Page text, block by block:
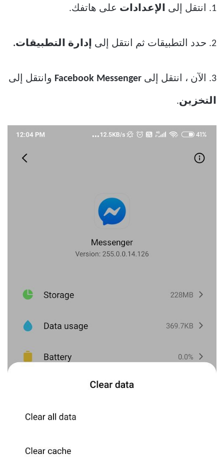
1. انتقل إلى الإعدادات على هاتفك.
2. حدد التطبيقات ثم انتقل إلى إدارة التطبيقات.
3. الآن ، انتقل إلى وانتقل إلى
التخزين.